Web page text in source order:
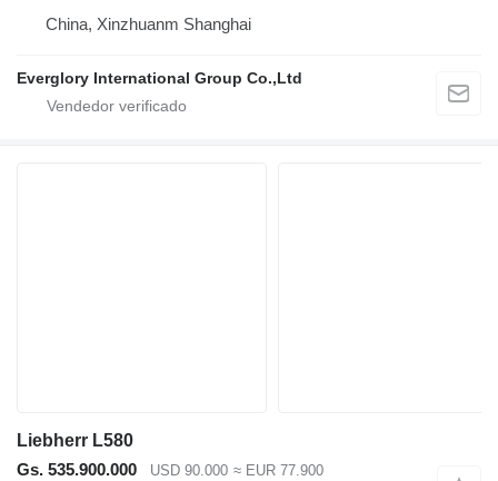
China, Xinzhuanm Shanghai
Everglory International Group Co.,Ltd
Liebherr L580
Gs. 535.900.000
USD 90.000 ≈ EUR 77.900